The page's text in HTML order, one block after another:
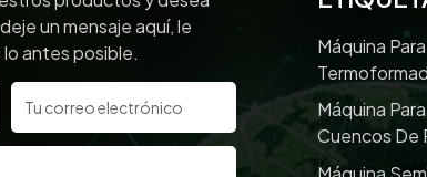
un mensaje aquí, le
antes posible.
Máquina
Máquina
Cuencos De